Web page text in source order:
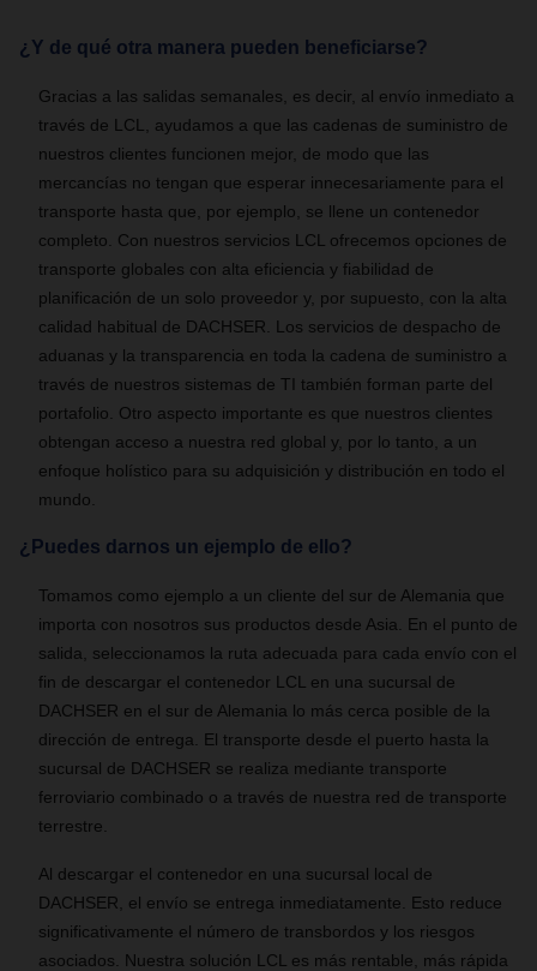
¿Y de qué otra manera pueden beneficiarse?
Gracias a las salidas semanales, es decir, al envío inmediato a
través de LCL, ayudamos a que las cadenas de suministro de
nuestros clientes funcionen mejor, de modo que las
mercancías no tengan que esperar innecesariamente para el
transporte hasta que, por ejemplo, se llene un contenedor
completo. Con nuestros servicios LCL ofrecemos opciones de
transporte globales con alta eficiencia y fiabilidad de
planificación de un solo proveedor y, por supuesto, con la alta
calidad habitual de DACHSER. Los servicios de despacho de
aduanas y la transparencia en toda la cadena de suministro a
través de nuestros sistemas de TI también forman parte del
portafolio. Otro aspecto importante es que nuestros clientes
obtengan acceso a nuestra red global y, por lo tanto, a un
enfoque holístico para su adquisición y distribución en todo el
mundo.
¿Puedes darnos un ejemplo de ello?
Tomamos como ejemplo a un cliente del sur de Alemania que
importa con nosotros sus productos desde Asia. En el punto de
salida, seleccionamos la ruta adecuada para cada envío con el
fin de descargar el contenedor LCL en una sucursal de
DACHSER en el sur de Alemania lo más cerca posible de la
dirección de entrega. El transporte desde el puerto hasta la
sucursal de DACHSER se realiza mediante transporte
ferroviario combinado o a través de nuestra red de transporte
terrestre.
Al descargar el contenedor en una sucursal local de
DACHSER, el envío se entrega inmediatamente. Esto reduce
significativamente el número de transbordos y los riesgos
asociados. Nuestra solución LCL es más rentable, más rápida